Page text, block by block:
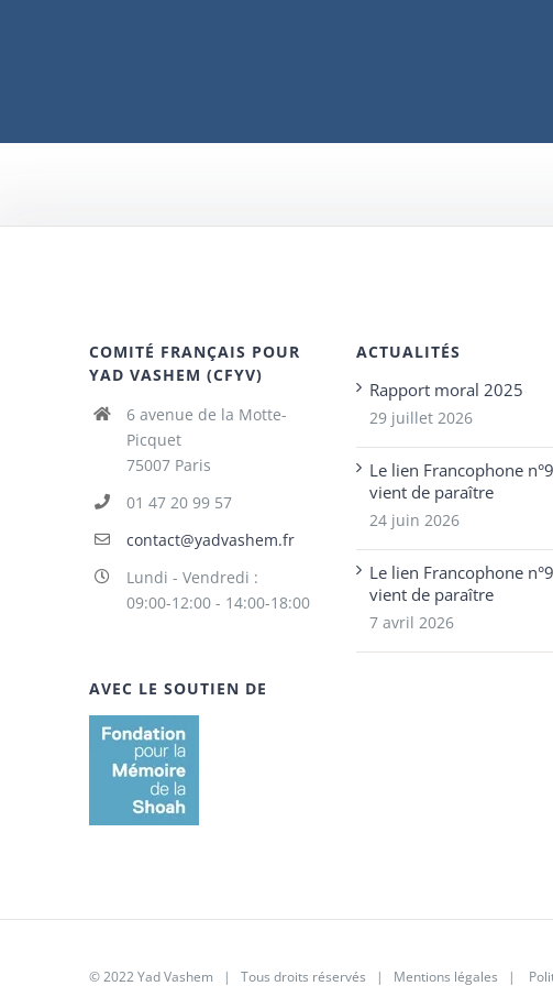
COMITÉ FRANÇAIS POUR
YAD VASHEM (CFYV)
6 avenue de la Motte-
Picquet
75007 Paris
01 47 20 99 57
contact@yadvashem.fr
Lundi - Vendredi :
09:00-12:00 - 14:00-18:00
AVEC LE SOUTIEN DE
ACTUALITÉS
Rapport moral 2025
29 juillet 2026
Le lien Francophone
vient de paraître
24 juin 2026
Le lien Francophone
vient de paraître
7 avril 2026
© 2022 Yad Vashem | Tous droits réservés | Mentions légales |